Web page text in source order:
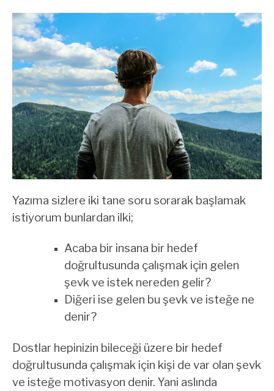
Yazıma sizlere iki tane soru sorarak başlamak
istiyorum bunlardan ilki;
Acaba bir insana bir hedef
doğrultusunda çalışmak için gelen
şevk ve istek nereden gelir?
Diğeri ise gelen bu şevk ve isteğe ne
denir?
Dostlar hepinizin bileceği üzere bir hedef
doğrultusunda çalışmak için kişi de var olan şevk
ve isteğe motivasyon denir. Yani aslında